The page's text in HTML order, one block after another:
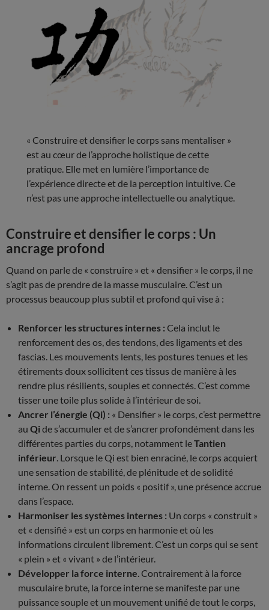
« Construire et densifier le corps sans mentaliser »
est au cœur de l’approche holistique de cette
pratique. Elle met en lumière l’importance de
l’expérience directe et de la perception intuitive. Ce
n’est pas une approche intellectuelle ou analytique.
Construire et densifier le corps : Un
ancrage profond
Quand on parle de « construire » et « densifier » le corps, il ne
s’agit pas de prendre de la masse musculaire. C’est un
processus beaucoup plus subtil et profond qui vise à :
Renforcer les structures internes : Cela inclut le
renforcement des os, des tendons, des ligaments et des
fascias. Les mouvements lents, les postures tenues et les
étirements doux sollicitent ces tissus de manière à les
rendre plus résilients, souples et connectés. C’est comme
tisser une toile plus solide à l’intérieur de soi.
Ancrer l’énergie (Qi) : « Densifier » le corps, c’est permettre
au Qide s’accumuler et de s’ancrer profondément dans les
différentes parties du corps, notamment leTantien
inférieur. Lorsque le Qi est bien enraciné, le corps acquiert
une sensation de stabilité, de plénitude et de solidité
interne. On ressent un poids « positif », une présence accrue
dans l’espace.
Harmoniser les systèmes internes : Un corps « construit »
et « densifié » est un corps en harmonie et où les
informations circulent librement. C’est un corps qui se sent
« plein » et « vivant » de l’intérieur.
Développer la force interne. Contrairement à la force
musculaire brute, la force interne se manifeste par une
puissance souple et un mouvement unifié de tout le corps,